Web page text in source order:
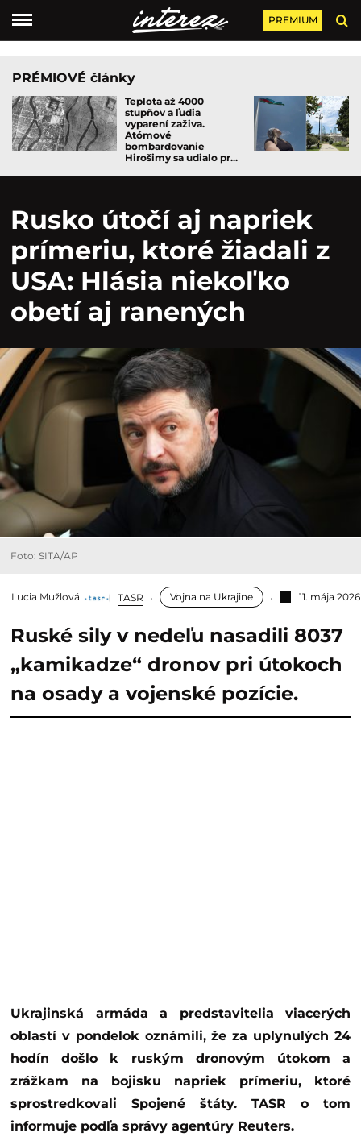
PREMIUM
PRÉMIOVÉ články
Teplota až 4000
stupňov a ľudia
vyparení zaživa.
Atómové
bombardovanie
Hirošimy sa udialo pr...
Rusko útočí aj napriek
prímeriu, ktoré žiadali z
USA: Hlásia niekoľko
obetí aj ranených
Foto: SITA/AP
Lucia Mužlová TASR Vojna na Ukrajine 11. mája 2026
Ruské sily v nedeľu nasadili 8037
„kamikadze“ dronov pri útokoch
na osady a vojenské pozície.
Ukrajinská armáda a predstavitelia viacerých
oblastí v pondelok oznámili, že za uplynulých 24
hodín došlo k ruským dronovým útokom a
zrážkam na bojisku napriek prímeriu, ktoré
sprostredkovali Spojené štáty. TASR o tom
informuje podľa správy agentúry Reuters.